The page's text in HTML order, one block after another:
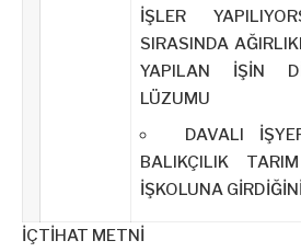
İŞLER
SIRASINDA
YAPILAN İŞİN
LÜZUMU
DAVALI
BALIKÇILIK
İŞKOLUNA
İÇTİHAT METNİ